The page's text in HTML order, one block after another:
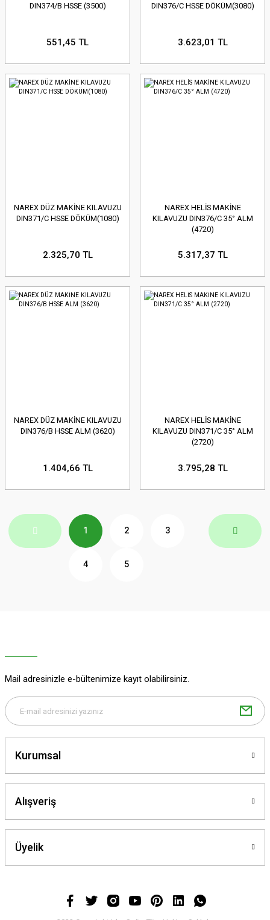
DIN374/B HSSE (3500)
551,45 TL
DIN376/C HSSE DÖKÜM(3080)
3.623,01 TL
NAREX DÜZ MAKİNE KILAVUZU
DIN371/C HSSE DÖKÜM(1080)
2.325,70 TL
NAREX HELİS MAKİNE
KILAVUZU DIN376/C 35° ALM
(4720)
5.317,37 TL
NAREX DÜZ MAKİNE KILAVUZU
DIN376/B HSSE ALM (3620)
1.404,66 TL
NAREX HELİS MAKİNE
KILAVUZU DIN371/C 35° ALM
(2720)
3.795,28 TL
1 2 3
4 5
Mail adresinizle e-bültenimize kayıt olabilirsiniz.
Kurumsal
Alışveriş
Üyelik